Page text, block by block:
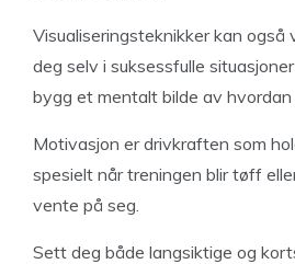
Visualiseringsteknikker kan
deg selv i suksessfulle
bygg et mentalt bilde av hvordan
Motivasjon er drivkraften som
spesielt når treningen blir tøff
vente på seg.
Sett deg både langsiktige og